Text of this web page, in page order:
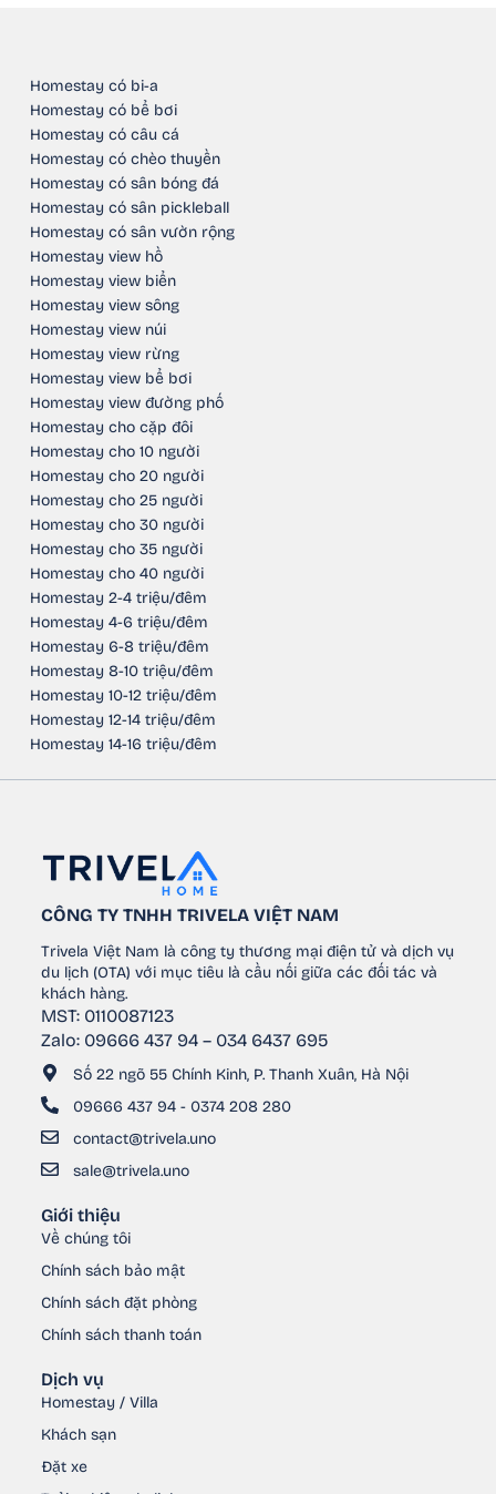
Homestay có bi-a
Homestay có bể bơi
Homestay có câu cá
Homestay có chèo thuyền
Homestay có sân bóng đá
Homestay có sân pickleball
Homestay có sân vườn rộng
Homestay view hồ
Homestay view biển
Homestay view sông
Homestay view núi
Homestay view rừng
Homestay view bể bơi
Homestay view đường phố
Homestay cho cặp đôi
Homestay cho 10 người
Homestay cho 20 người
Homestay cho 25 người
Homestay cho 30 người
Homestay cho 35 người
Homestay cho 40 người
Homestay 2-4 triệu/đêm
Homestay 4-6 triệu/đêm
Homestay 6-8 triệu/đêm
Homestay 8-10 triệu/đêm
Homestay 10-12 triệu/đêm
Homestay 12-14 triệu/đêm
Homestay 14-16 triệu/đêm
CÔNG TY TNHH TRIVELA VIỆT NAM
Trivela Việt Nam là công ty thương mại điện tử và dịch vụ
du lịch (OTA) với mục tiêu là cầu nối giữa các đối tác và
khách hàng.
MST: 0110087123
Zalo: 09666 437 94 – 034 6437 695
Số 22 ngõ 55 Chính Kinh, P. Thanh Xuân, Hà Nội
09666 437 94 - 0374 208 280
contact@trivela.uno
sale@trivela.uno
Giới thiệu
Về chúng tôi
Chính sách bảo mật
Chính sách đặt phòng
Chính sách thanh toán
Dịch vụ
Homestay / Villa
Khách sạn
Đặt xe